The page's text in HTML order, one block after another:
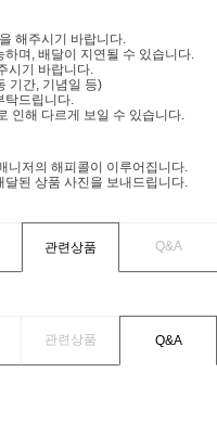
해주시기 바랍니다.
며, 배달이 지연될 수 있습니다.
시기 바랍니다.
기간, 기념일 등)
탁드립니다.
인해 다르게 보일 수 있습니다.
니저의 해피콜이 이루어집니다.
된 상품 사진을 보내드립니다.
관련상품 Q&A
관련상품 Q&A